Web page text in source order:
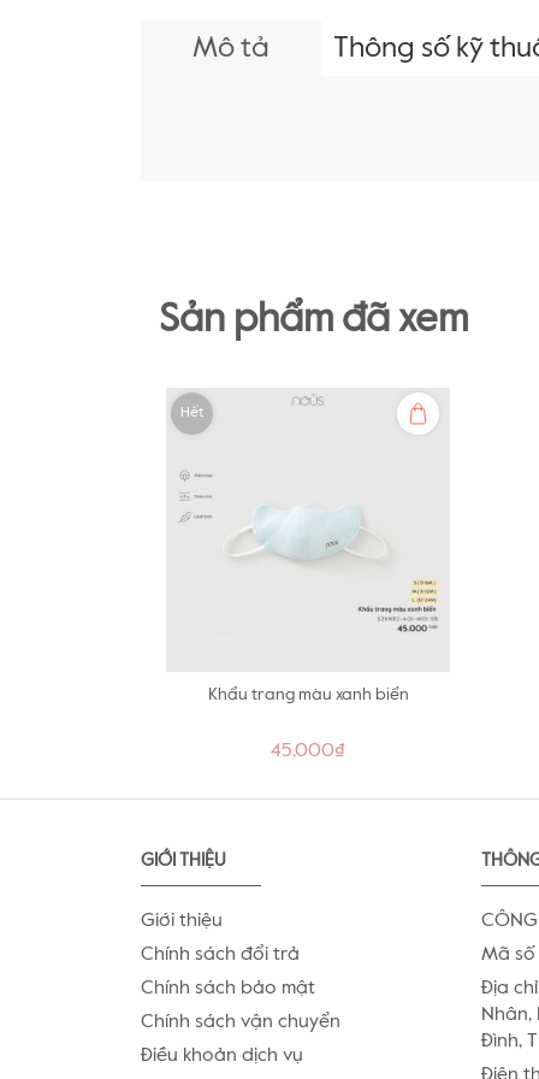
Mô tả Thông số kỹ
Sản phẩm đã xem
Hết
Khẩu trang màu xanh biển
45,000₫
GIỚI THIỆU
Giới thiệu
Chính sách đổi trả
Chính sách bảo mật
Chính sách vận chuyển
Điều khoản dịch vụ
Mã số
Địa
Nhân,
Đình,